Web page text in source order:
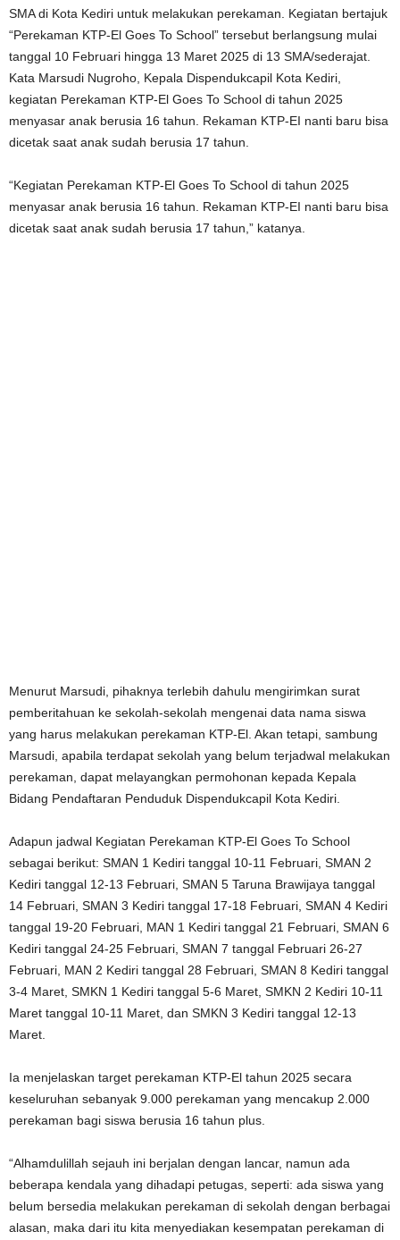
SMA di Kota Kediri untuk melakukan perekaman. Kegiatan bertajuk
“Perekaman KTP-El Goes To School” tersebut berlangsung mulai
tanggal 10 Februari hingga 13 Maret 2025 di 13 SMA/sederajat.
Kata Marsudi Nugroho, Kepala Dispendukcapil Kota Kediri,
kegiatan Perekaman KTP-El Goes To School di tahun 2025
menyasar anak berusia 16 tahun. Rekaman KTP-EI nanti baru bisa
dicetak saat anak sudah berusia 17 tahun.
“Kegiatan Perekaman KTP-El Goes To School di tahun 2025
menyasar anak berusia 16 tahun. Rekaman KTP-EI nanti baru bisa
dicetak saat anak sudah berusia 17 tahun,” katanya.
Menurut Marsudi, pihaknya terlebih dahulu mengirimkan surat
pemberitahuan ke sekolah-sekolah mengenai data nama siswa
yang harus melakukan perekaman KTP-El. Akan tetapi, sambung
Marsudi, apabila terdapat sekolah yang belum terjadwal melakukan
perekaman, dapat melayangkan permohonan kepada Kepala
Bidang Pendaftaran Penduduk Dispendukcapil Kota Kediri.
Adapun jadwal Kegiatan Perekaman KTP-El Goes To School
sebagai berikut: SMAN 1 Kediri tanggal 10-11 Februari, SMAN 2
Kediri tanggal 12-13 Februari, SMAN 5 Taruna Brawijaya tanggal
14 Februari, SMAN 3 Kediri tanggal 17-18 Februari, SMAN 4 Kediri
tanggal 19-20 Februari, MAN 1 Kediri tanggal 21 Februari, SMAN 6
Kediri tanggal 24-25 Februari, SMAN 7 tanggal Februari 26-27
Februari, MAN 2 Kediri tanggal 28 Februari, SMAN 8 Kediri tanggal
3-4 Maret, SMKN 1 Kediri tanggal 5-6 Maret, SMKN 2 Kediri 10-11
Maret tanggal 10-11 Maret, dan SMKN 3 Kediri tanggal 12-13
Maret.
Ia menjelaskan target perekaman KTP-El tahun 2025 secara
keseluruhan sebanyak 9.000 perekaman yang mencakup 2.000
perekaman bagi siswa berusia 16 tahun plus.
“Alhamdulillah sejauh ini berjalan dengan lancar, namun ada
beberapa kendala yang dihadapi petugas, seperti: ada siswa yang
belum bersedia melakukan perekaman di sekolah dengan berbagai
alasan, maka dari itu kita menyediakan kesempatan perekaman di